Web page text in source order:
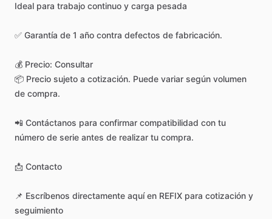
Ideal para trabajo continuo y carga pesada
✅ Garantía de 1 año contra defectos de fabricación.
💰 Precio: Consultar
📦 Precio sujeto a cotización. Puede variar según volumen
de compra.
📲 Contáctanos para confirmar compatibilidad con tu
número de serie antes de realizar tu compra.
📩 Contacto
📌 Escríbenos directamente aquí en REFIX para cotización y
seguimiento